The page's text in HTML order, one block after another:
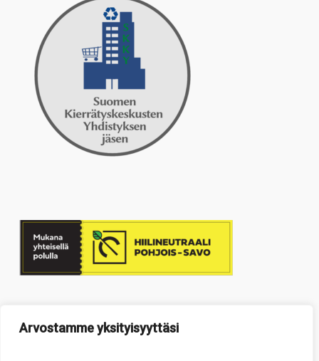
Arvostamme yksityisyyttäsi